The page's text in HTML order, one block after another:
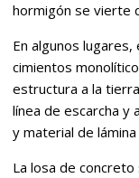
hormigón se vierte
En algunos
cimientos
estructura a la
línea de escarcha y
y material de
La losa de